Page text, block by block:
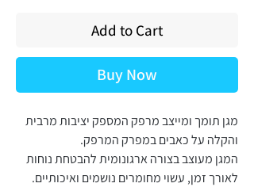
Add to Cart
Buy Now
מגן תומך ומייצב מרפק המספק יציבות מרבית
והקלה על כאבים במפרק המרפק.
המגן מעוצב בצורה ארגונומית להבטחת נוחות
לאורך זמן, עשוי מחומרים נושמים ואיכותיים.